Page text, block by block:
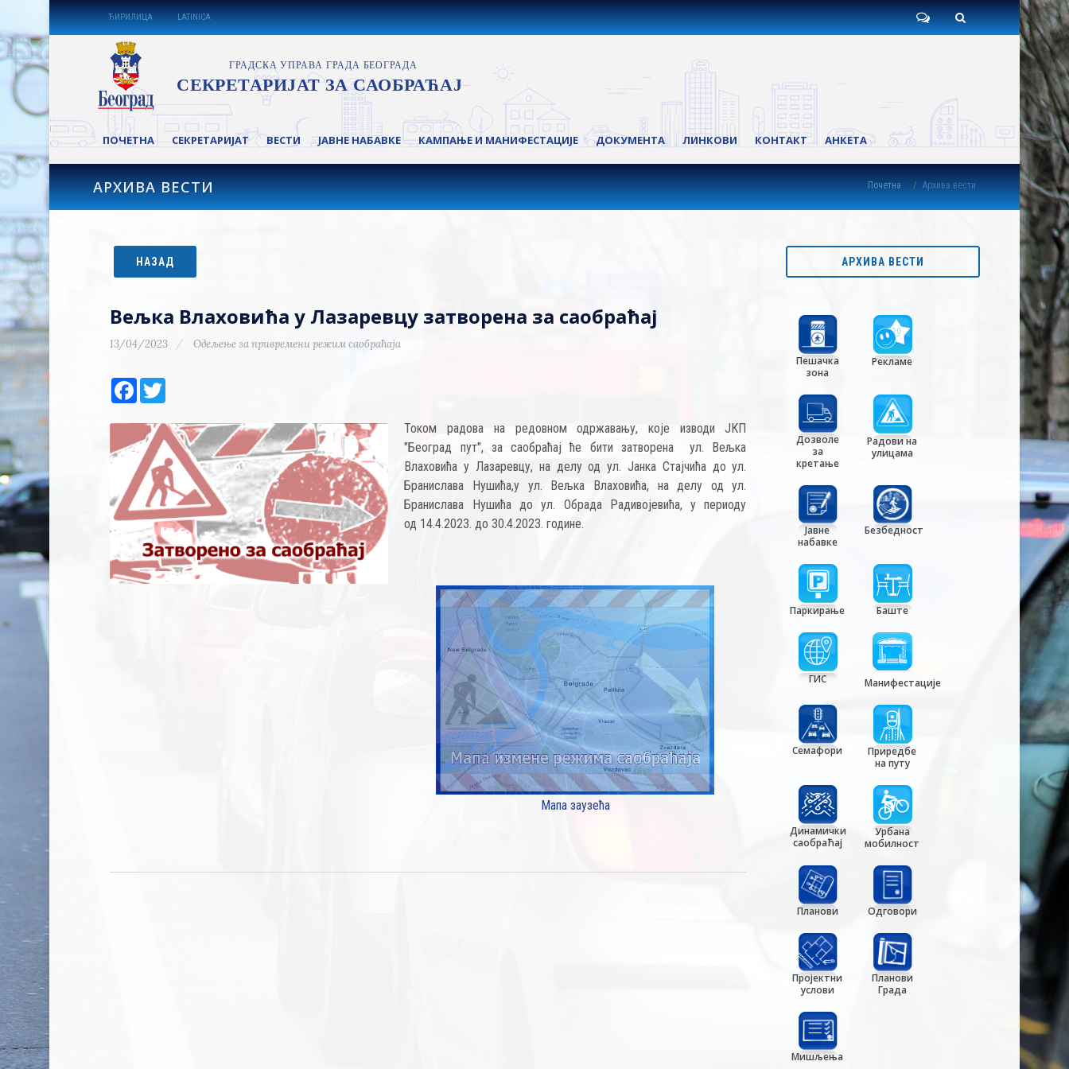
ЋИРИЛИЦА LATINICA
ПОЧЕТНА СЕКРЕТАРИЈАТ ВЕСТИ ЈАВНЕ НАБАВКЕ КАМПАЊЕ И МАНИФЕСТАЦИЈЕ ДОКУМЕНТА ЛИНКОВИ КОНТАКТ АНКЕТА
АРХИВА ВЕСТИ Почетна Архива вести
НАЗАД
Вељка Влаховића у Лазаревцу затворена за саобраћај
13/04/2023 Одељење за привремени режим саобраћаја
Facebook
Током радова на редовном одржавању, које изводи ЈКП
"Београд пут", за саобраћај ће бити затворена ул. Вељка
Влаховића у Лазаревцу, на делу од ул. Јанка Стајчића до ул.
Бранислава Нушића,у ул. Вељка Влаховића, на делу од ул.
Бранислава Нушића до ул. Обрада Радивојевића, у периоду
од 14.4.2023. до 30.4.2023. године.
Мапа заузећа
АРХИВА ВЕСТИ
Пешачка
зона
Рекламе
Дозволе
за
кретање
Радови на
улицама
Јавне
набавке
Безбедност
Паркирање Баште
ГИС Манифестације
Семафори
Приредбе
на путу
Динамички
саобраћај
Урбана
мобилност
Планови Одговори
Пројектни
услови
Планови
Града
Мишљења